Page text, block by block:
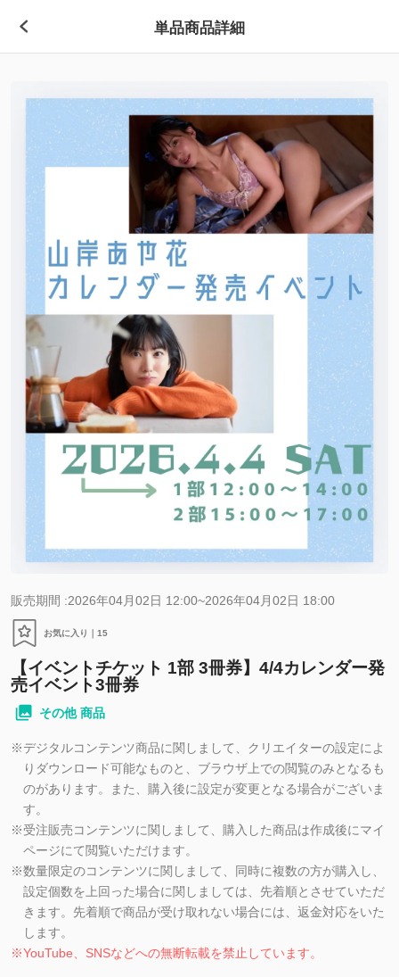
単品商品詳細
販売期間 :2026年04月02日 12:00~2026年04月02日 18:00
お気に入り｜ 15
【イベントチケット 1部 3冊券】4/4カレンダー発
売イベント3冊券
その他 商品
※デジタルコンテンツ商品に関しまして、クリエイターの設定によ
りダウンロード可能なものと、ブラウザ上での閲覧のみとなるも
のがあります。また、購入後に設定が変更となる場合がございま
す。
※受注販売コンテンツに関しまして、購入した商品は作成後にマイ
ページにて閲覧いただけます。
※数量限定のコンテンツに関しまして、同時に複数の方が購入し、
設定個数を上回った場合に関しましては、先着順とさせていただ
きます。先着順で商品が受け取れない場合には、返金対応をいた
します。
※YouTube、SNSなどへの無断転載を禁止しています。